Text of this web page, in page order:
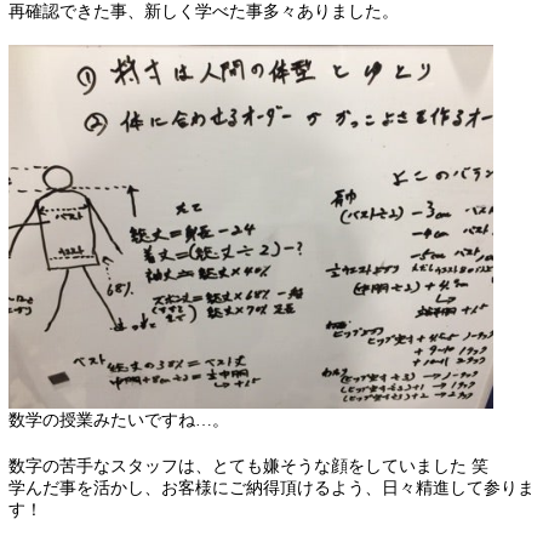
再確認できた事、新しく学べた事多々ありました。
数学の授業みたいですね…。
数字の苦手なスタッフは、とても嫌そうな顔をしていました 笑
学んだ事を活かし、お客様にご納得頂けるよう、日々精進して参りま
す！